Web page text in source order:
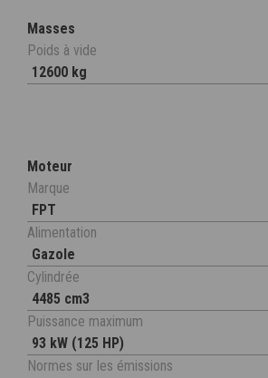
Masses
Poids à vide
12600 kg
Moteur
Marque
FPT
Alimentation
Gazole
Cylindrée
4485 cm3
Puissance maximum
93 kW (125 HP)
Normes sur les émissions